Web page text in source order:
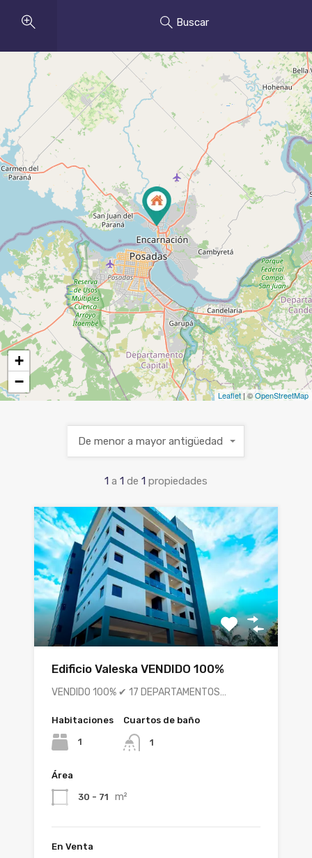
Buscar
+
−
Leaflet| ©OpenStreetMap
1 a 1 de 1 propiedades
De menor a mayor antigüedad
Edificio Valeska VENDIDO 100%
VENDIDO 100% ✔ 17 DEPARTAMENTOS…
Habitaciones
1
Cuartos de baño
1
Área
30 - 71 m²
En Venta